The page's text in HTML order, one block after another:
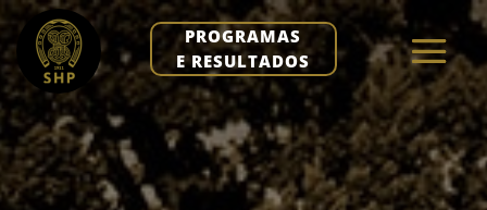
PROGRAMAS
E RESULTADOS